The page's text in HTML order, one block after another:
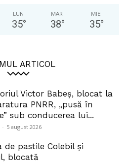
LUN
35°
MAR
38°
MIE
35°
ARTICOL
Victor Babeș, blocat la
PNRR, „pusă în
sub conducerea lui...
- 5 august 2026
de pastile Colebil și
blocată